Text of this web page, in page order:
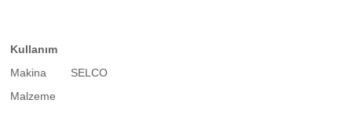
Kullanım
Makina
SELCO
Malzeme